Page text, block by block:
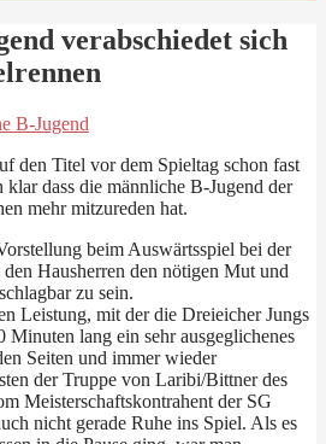
verabschiedet sich
B-Jugend
den Titel vor dem Spieltag schon fast
klar dass die männliche B-Jugend der
mehr mitzureden hat.
beim Auswärtsspiel bei der
Hausherren den nötigen Mut und
zu sein.
Leistung, mit der die Dreieicher Jungs
Minuten lang ein sehr ausgeglichenes
Seiten und immer wieder
der Truppe von Laribi/Bittner des
Meisterschaftskontrahent der SG
nicht gerade Ruhe ins Spiel. Als es